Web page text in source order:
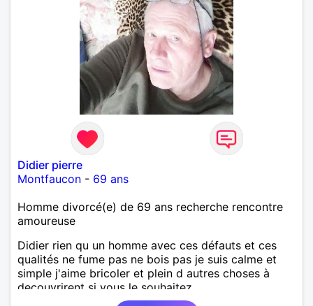
Didier pierre
Montfaucon - 69 ans
Homme divorcé(e) de 69 ans recherche rencontre
amoureuse
Didier rien qu un homme avec ces défauts et ces
qualités ne fume pas ne bois pas je suis calme et
simple j'aime bricoler et plein d autres choses à
decouvrirent si vous le souhaitez